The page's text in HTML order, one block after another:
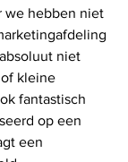
we hebben niet
niet
of kleine
fantastisch
op een
een